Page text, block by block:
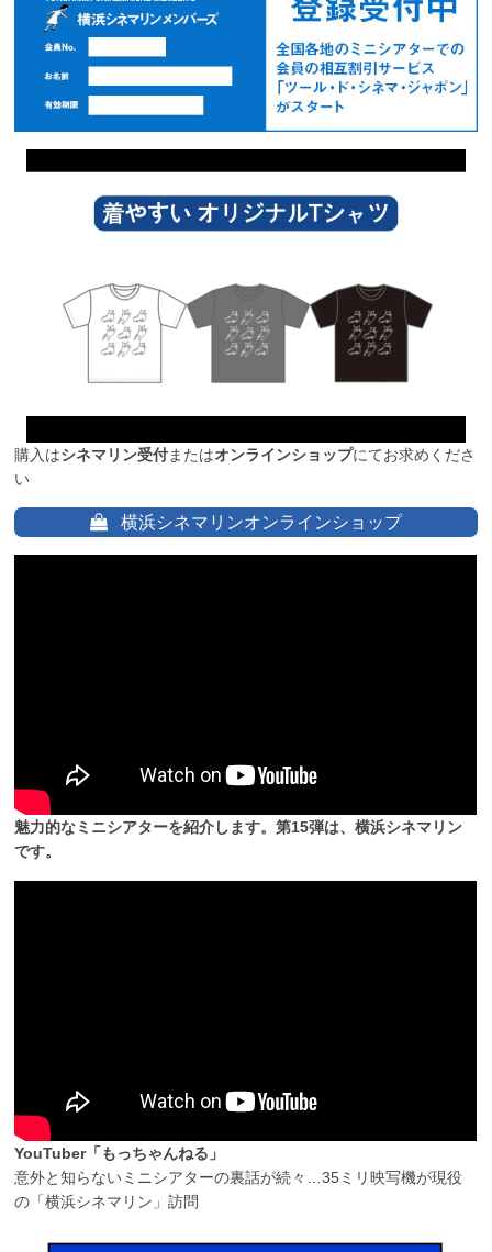
購入はシネマリン受付またはオンラインショップにてお求めくださ
い
横浜シネマリンオンラインショップ
魅力的なミニシアターを紹介します。第15弾は、横浜シネマリン
です。
YouTuber「もっちゃんねる」
意外と知らないミニシアターの裏話が続々…35ミリ映写機が現役
の「横浜シネマリン」訪問